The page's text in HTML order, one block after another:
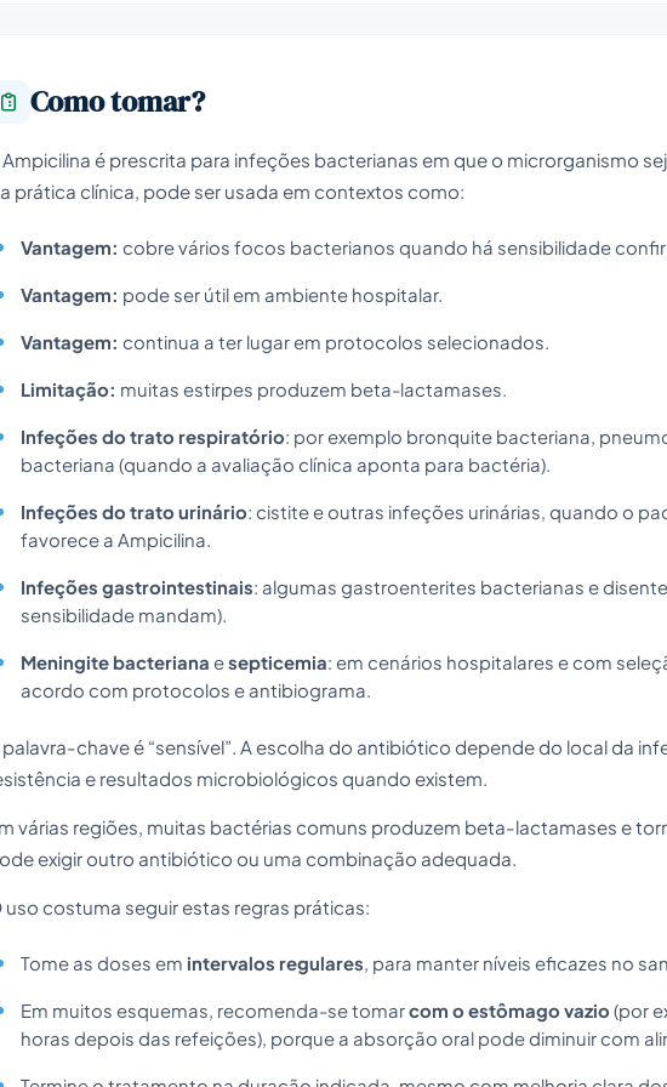
Como tomar?
Ampicilina é prescrita para infeções bacterianas em que o microrganismo
prática clínica, pode ser usada em contextos como:
Vantagem: cobre vários focos bacterianos quando há sensibilidade
Vantagem: pode ser útil em ambiente hospitalar.
Vantagem: continua a ter lugar em protocolos selecionados.
Limitação: muitas estirpes produzem beta-lactamases.
Infeções do trato respiratório: por exemplo bronquite bacteriana,
bacteriana (quando a avaliação clínica aponta para bactéria).
Infeções do trato urinário: cistite e outras infeções urinárias, quando o
favorece a Ampicilina.
Infeções gastrointestinais: algumas gastroenterites bacterianas e
sensibilidade mandam).
Meningite bacteriana esepticemia: em cenários hospitalares e com
acordo com protocolos e antibiograma.
palavra-chave é “sensível”. A escolha do antibiótico depende do local da
e resultados microbiológicos quando existem.
várias regiões, muitas bactérias comuns produzem beta-lactamases e
exigir outro antibiótico ou uma combinação adequada.
uso costuma seguir estas regras práticas:
Tome as doses em intervalos regulares , para manter níveis eficazes no
Em muitos esquemas, recomenda-se tomarcom o estômago vazio (por
horas depois das refeições), porque a absorção oral pode diminuir com